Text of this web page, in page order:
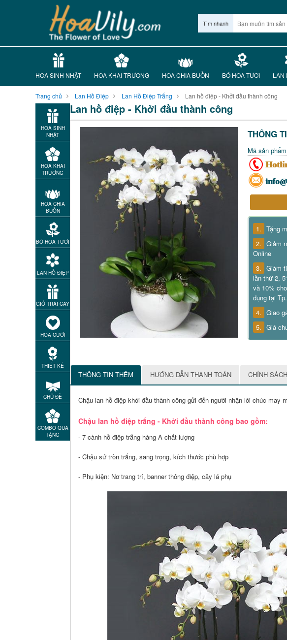
Tìm nhanh
HOA SINH NHẬT HOA KHAI TRƯƠNG HOA CHIA BUỒN BÓ HOA TƯƠI LAN
Trang chủ Lan Hồ Điệp Lan Hồ Điệp Trắng Lan hồ điệp - Khởi đầu thành công
HOA SINH
NHẬT
HOA KHAI
TRƯƠNG
HOA CHIA
BUỒN
BÓ HOA TƯƠI
LAN HỒ ĐIỆP
GIỎ TRÁI CÂY
HOA CƯỚI
THIẾT KẾ
CHỦ ĐỀ
COMBO QUÀ
TẶNG
Lan hồ điệp - Khởi đầu thành công
THÔNG
Mã sản
1. Tặng
2. Giảm
Online
3. Giảm
lần thứ 2,
và 10%
dụng tại
4. Giao
5. Giá
THÔNG TIN THÊM HƯỚNG DẪN THANH TOÁN CHÍNH
Chậu lan hồ điệp khởi đầu thành công gửi đến người nhận lời chúc may
Chậu lan hồ điệp trắng - Khởi đầu thành công bao gồm:
- 7 cành hồ điệp trắng hàng A chất lượng
- Chậu sứ tròn trắng, sang trọng, kích thước phù hợp
- Phụ kiện: Nơ trang trí, banner thông điệp, cây lá phụ